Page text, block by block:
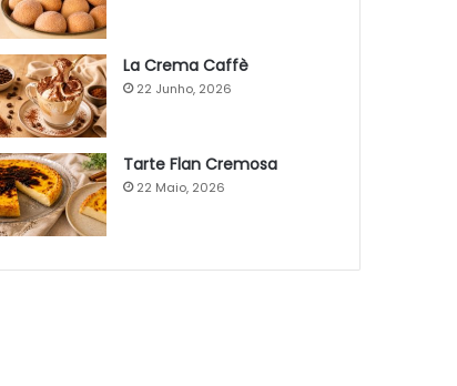
La Crema Caffè
22 Junho, 2026
Tarte Flan Cremosa
22 Maio, 2026